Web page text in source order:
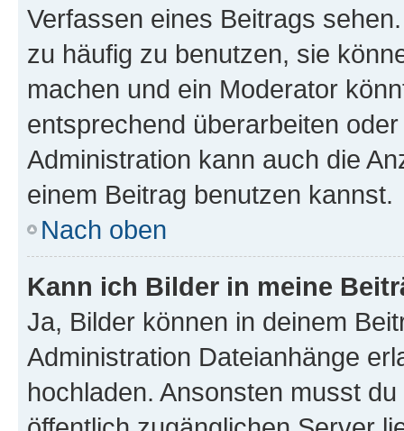
Verfassen eines Beitrags
zu häufig zu benutzen, sie
machen und ein Moderator
entsprechend überarbeiten
Administration kann auch die
einem Beitrag benutzen kannst.
Nach oben
Kann ich Bilder in meine
Ja, Bilder können in deinem
Administration Dateianhänge
hochladen. Ansonsten musst